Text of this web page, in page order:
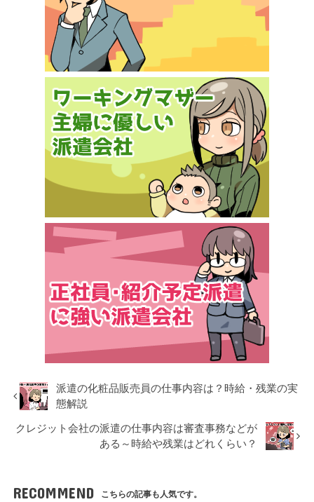
派遣の化粧品販売員の仕事内容は？時給・残業の実
態解説
クレジット会社の派遣の仕事内容は審査事務などが
ある～時給や残業はどれくらい？
RECOMMEND こちらの記事も人気です。